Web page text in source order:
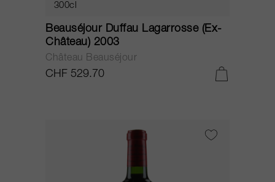
300cl
Beauséjour Duffau Lagarrosse (Ex-
Château) 2003
Château Beauséjour
CHF 529.70